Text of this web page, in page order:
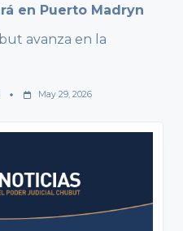
en Puerto Madryn
avanza en la
May 29, 2026